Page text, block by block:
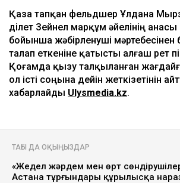
Видеодан алынған кадр
Қаза тапқан фельдшер Ұлдана
Әділет Зейнел марқұм әйелінің